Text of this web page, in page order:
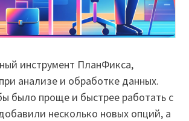
инструмент ПланФикса,
анализе и обработке данных.
было проще и быстрее работать с
несколько новых опций, а